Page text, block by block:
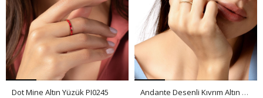
Dot Mine Altın Yüzük PI0245 Andante Desenli Kıvrım Altın Yüzük PI0244